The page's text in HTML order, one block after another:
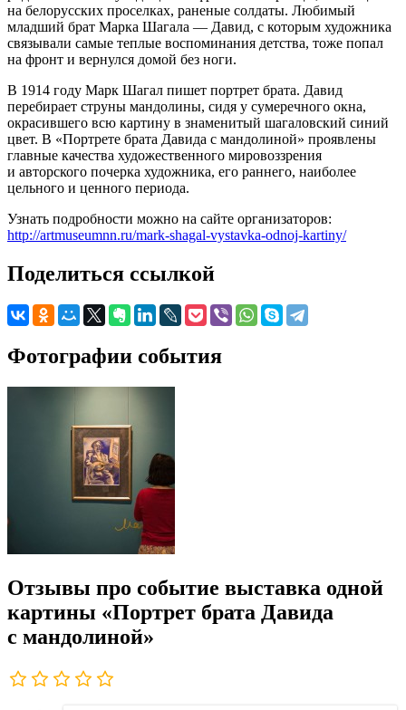
на белорусских проселках, раненые солдаты. Любимый
младший брат Марка Шагала — Давид, с которым художника
связывали самые теплые воспоминания детства, тоже попал
на фронт и вернулся домой без ноги.
В 1914 году Марк Шагал пишет портрет брата. Давид
перебирает струны мандолины, сидя у сумеречного окна,
окрасившего всю картину в знаменитый шагаловский синий
цвет. В «Портрете брата Давида с мандолиной» проявлены
главные качества художественного мировоззрения
и авторского почерка художника, его раннего, наиболее
цельного и ценного периода.
Узнать подробности можно на сайте организаторов:
http://artmuseumnn.ru/mark-shagal-vystavka-odnoj-kartiny/
Поделиться ссылкой
Фотографии события
Отзывы про событие выставка одной
картины «Портрет брата Давида
с мандолиной»